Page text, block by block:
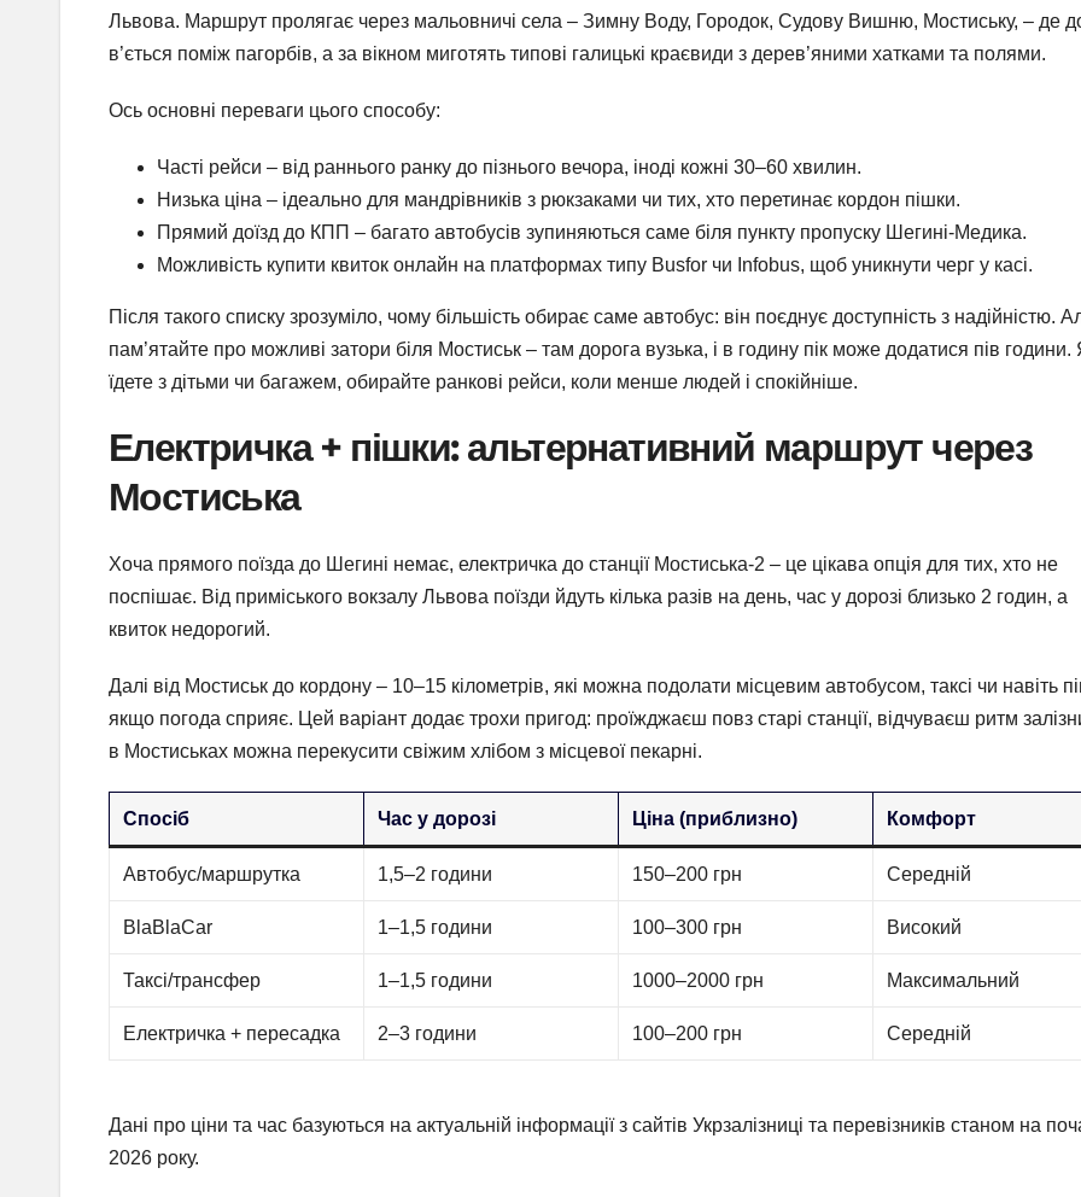
Львова. Маршрут пролягає через мальовничі села – Зимну Воду, Городок, Судову Вишню, Мостиську, – де
в’ється поміж пагорбів, а за вікном миготять типові галицькі краєвиди з дерев’яними хатками та полями.
Ось основні переваги цього способу:
Часті рейси – від раннього ранку до пізнього вечора, іноді кожні 30–60 хвилин.
Низька ціна – ідеально для мандрівників з рюкзаками чи тих, хто перетинає кордон пішки.
Прямий доїзд до КПП – багато автобусів зупиняються саме біля пункту пропуску Шегині-Медика.
Можливість купити квиток онлайн на платформах типу Busfor чи Infobus, щоб уникнути черг у касі.
Після такого списку зрозуміло, чому більшість обирає саме автобус: він поєднує доступність з надійністю.
пам’ятайте про можливі затори біля Мостиськ – там дорога вузька, і в годину пік може додатися пів
їдете з дітьми чи багажем, обирайте ранкові рейси, коли менше людей і спокійніше.
Електричка + пішки: альтернативний маршрут через
Мостиська
Хоча прямого поїзда до Шегині немає, електричка до станції Мостиська-2 – це цікава опція для тих, хто не
поспішає. Від приміського вокзалу Львова поїзди йдуть кілька разів на день, час у дорозі близько 2 годин, а
квиток недорогий.
Далі від Мостиськ до кордону – 10–15 кілометрів, які можна подолати місцевим автобусом, таксі чи навіть
якщо погода сприяє. Цей варіант додає трохи пригод: проїжджаєш повз старі станції, відчуваєш ритм
в Мостиськах можна перекусити свіжим хлібом з місцевої пекарні.
Спосіб Час у дорозі Ціна (приблизно) Комфорт
Автобус/маршрутка 1,5–2 години 150–200 грн Середній
BlaBlaCar 1–1,5 години 100–300 грн Високий
Таксі/трансфер 1–1,5 години 1000–2000 грн Максимальний
Електричка + пересадка 2–3 години 100–200 грн Середній
Дані про ціни та час базуються на актуальній інформації з сайтів Укрзалізниці та перевізників станом на
2026 року.